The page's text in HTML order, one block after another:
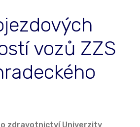
vozů ZZS
zdravotnictví Univerzity